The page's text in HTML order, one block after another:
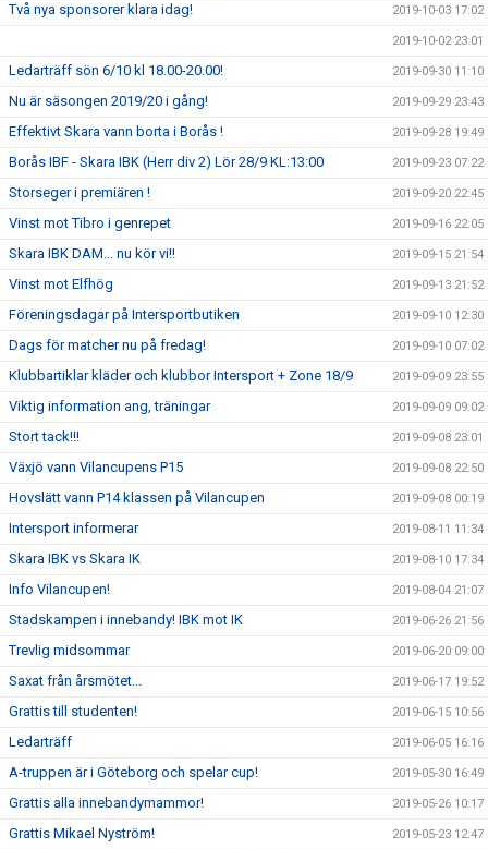
Två nya sponsorer klara idag! 2019-10-03 17:02
2019-10-02 23:01
Ledarträff sön 6/10 kl 18.00-20.00! 2019-09-30 11:10
Nu är säsongen 2019/20 i gång! 2019-09-29 23:43
Effektivt Skara vann borta i Borås ! 2019-09-28 19:49
Borås IBF - Skara IBK (Herr div 2) Lör 28/9 KL:13:00 2019-09-23 07:22
Storseger i premiären ! 2019-09-20 22:45
Vinst mot Tibro i genrepet 2019-09-16 22:05
Skara IBK DAM... nu kör vi!! 2019-09-15 21:54
Vinst mot Elfhög 2019-09-13 21:52
Föreningsdagar på Intersportbutiken 2019-09-10 12:30
Dags för matcher nu på fredag! 2019-09-10 07:02
Klubbartiklar kläder och klubbor Intersport + Zone 18/9 2019-09-09 23:55
Viktig information ang, träningar 2019-09-09 09:02
Stort tack!!! 2019-09-08 23:01
Växjö vann Vilancupens P15 2019-09-08 22:50
Hovslätt vann P14 klassen på Vilancupen 2019-09-08 00:19
Intersport informerar 2019-08-11 11:34
Skara IBK vs Skara IK 2019-08-10 17:34
Info Vilancupen! 2019-08-04 21:07
Stadskampen i innebandy! IBK mot IK 2019-06-26 21:56
Trevlig midsommar 2019-06-20 09:00
Saxat från årsmötet... 2019-06-17 19:52
Grattis till studenten! 2019-06-15 10:56
Ledarträff 2019-06-05 16:16
A-truppen är i Göteborg och spelar cup! 2019-05-30 16:49
Grattis alla innebandymammor! 2019-05-26 10:17
Grattis Mikael Nyström! 2019-05-23 12:47